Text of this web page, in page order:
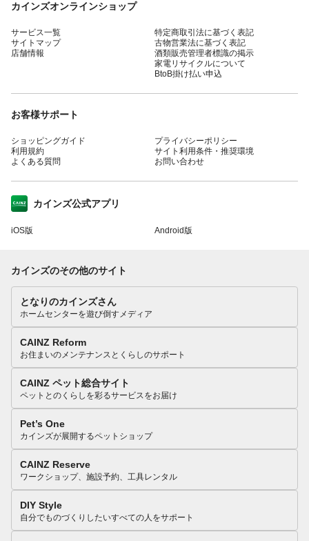
カインズオンラインショップ
サービス一覧
サイトマップ
店舗情報
特定商取引法に基づく表記
古物営業法に基づく表記
酒類販売管理者標識の掲示
家電リサイクルについて
BtoB掛け払い申込
お客様サポート
ショッピングガイド
利用規約
よくある質問
プライバシーポリシー
サイト利用条件・推奨環境
お問い合わせ
カインズ公式アプリ
iOS版 Android版
カインズのその他のサイト
となりのカインズさん
ホームセンターを遊び倒すメディア
CAINZ Reform
お住まいのメンテナンスとくらしのサポート
CAINZ ペット総合サイト
ペットとのくらしを彩るサービスをお届け
Pet’s One
カインズが展開するペットショップ
CAINZ Reserve
ワークショップ、施設予約、工具レンタル
DIY Style
自分でものづくりしたいすべての人をサポート